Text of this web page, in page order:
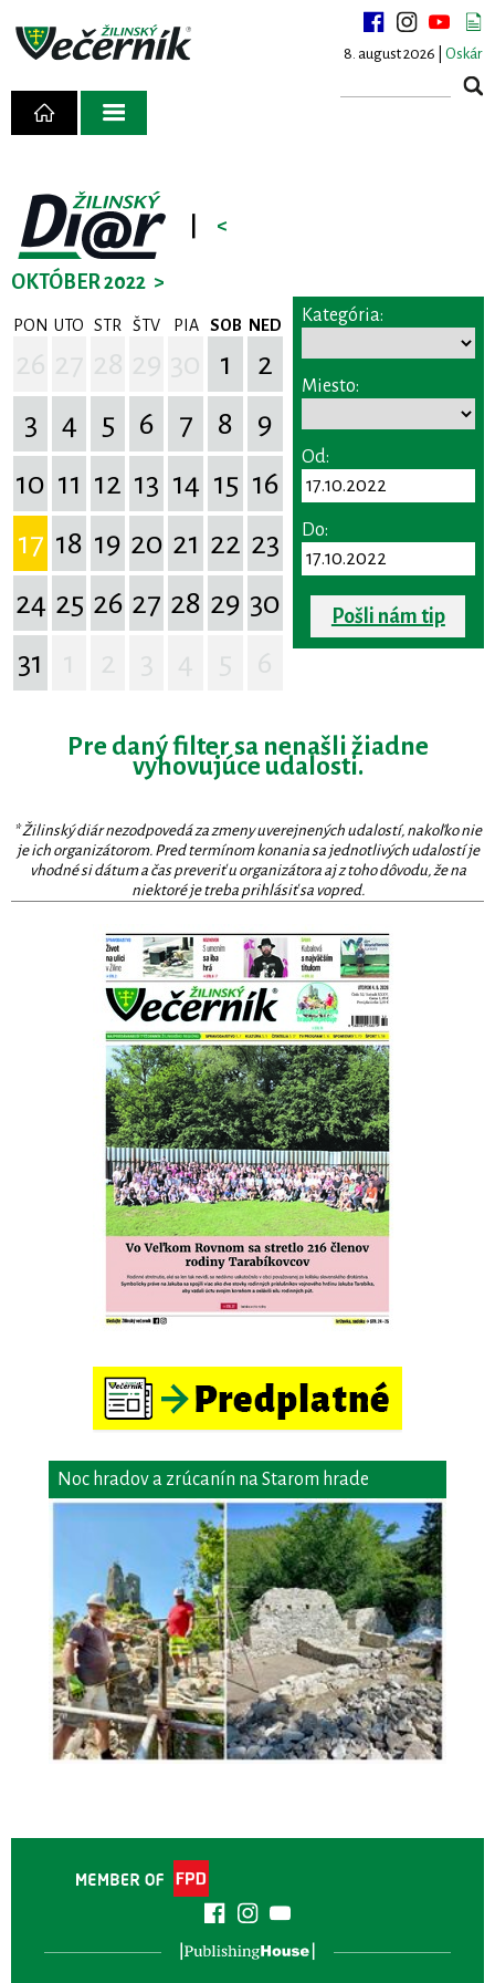
8. august 2026 | Oskár
<
OKTÓBER 2022 >
PON UTO STR ŠTV PIA SOB NED
1
2
3
4 5 6 7 8
9
10 11 12 13 14 15 16
17 18 19 20 21 22 23
24 25 26 27 28 29 30
31
Kategória:
Miesto:
Od:
Do:
Pošli nám tip
Pre daný filter sa nenašli žiadne
vyhovujúce udalosti.
* Žilinský diár nezodpovedá za zmeny uverejnených udalostí, nakoľko nie
je ich organizátorom. Pred termínom konania sa jednotlivých udalostí je
vhodné si dátum a čas preveriť u organizátora aj z toho dôvodu, že na
niektoré je treba prihlásiť sa vopred.
Noc hradov a zrúcanín na Starom hrade